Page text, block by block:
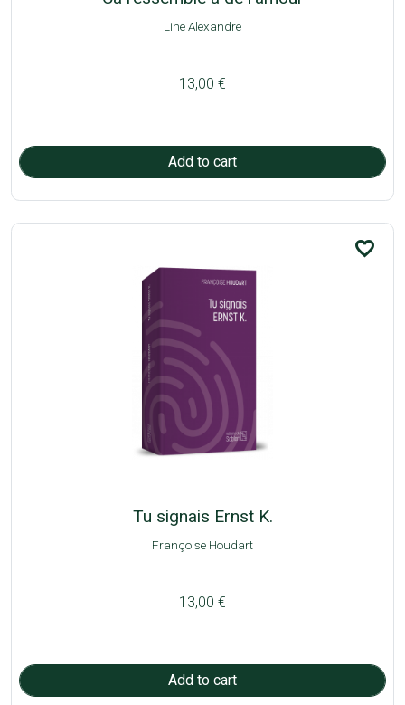
Line Alexandre
13,00 €
favorite_border
Tu signais Ernst K.
Françoise Houdart
13,00 €